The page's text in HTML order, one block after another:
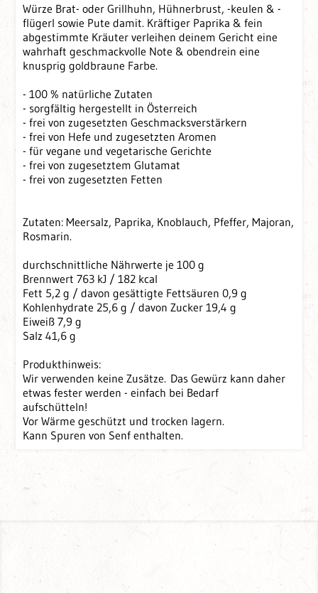
Würze Brat- oder Grillhuhn, Hühnerbrust, -keulen & -
flügerl sowie Pute damit. Kräftiger Paprika & fein
abgestimmte Kräuter verleihen deinem Gericht eine
wahrhaft geschmackvolle Note & obendrein eine
knusprig goldbraune Farbe.
- 100 % natürliche Zutaten
- sorgfältig hergestellt in Österreich
- frei von zugesetzten Geschmacksverstärkern
- frei von Hefe und zugesetzten Aromen
- für vegane und vegetarische Gerichte
- frei von zugesetztem Glutamat
- frei von zugesetzten Fetten
Zutaten: Meersalz, Paprika, Knoblauch, Pfeffer, Majoran,
Rosmarin.
durchschnittliche Nährwerte je 100 g
Brennwert 763 kJ / 182 kcal
Fett 5,2 g / davon gesättigte Fettsäuren 0,9 g
Kohlenhydrate 25,6 g / davon Zucker 19,4 g
Eiweiß 7,9 g
Salz 41,6 g
Produkthinweis:
Wir verwenden keine Zusätze. Das Gewürz kann daher
etwas fester werden - einfach bei Bedarf
aufschütteln!
Vor Wärme geschützt und trocken lagern.
Kann Spuren von Senf enthalten.